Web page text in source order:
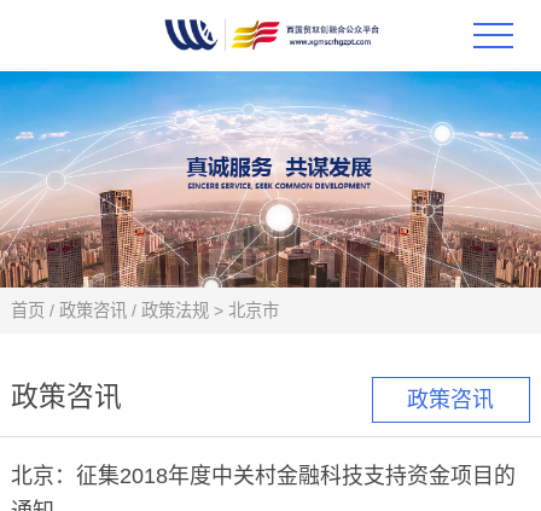
首页
政策
科技
合作
创新
政策咨讯
首页 / 政策咨讯 / 政策法规> 北京市
政策咨讯
北京：征集2018年度中关村金融科技支持资金项目的